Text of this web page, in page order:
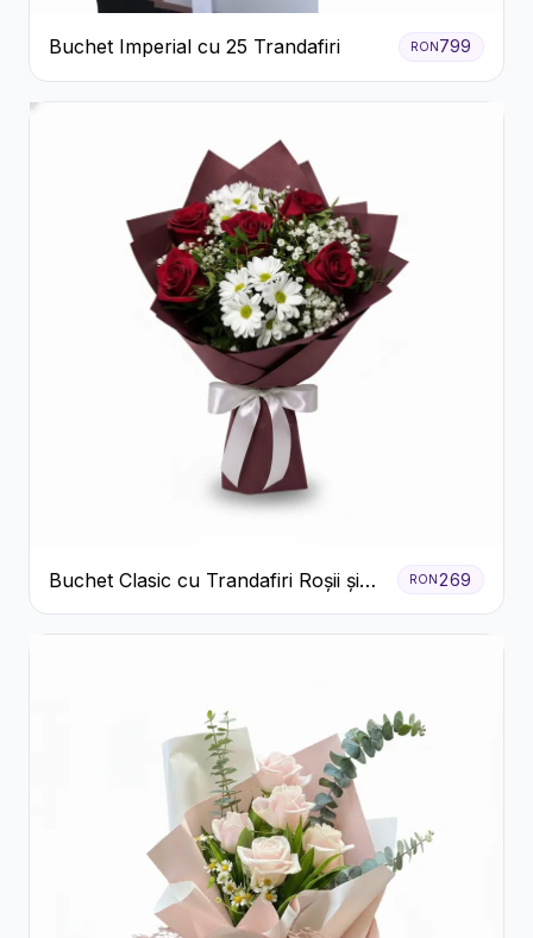
Buchet Imperial cu 25 Trandafiri RON799
Buchet Clasic cu Trandafiri Roșii și
Crizanteme Albe
RON269